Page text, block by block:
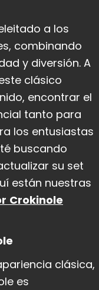
a los
combinando
y diversión. A
clásico
encontrar el
tanto para
los entusiastas
buscando
su set
están nuestras
Crokinole
clásica,
es